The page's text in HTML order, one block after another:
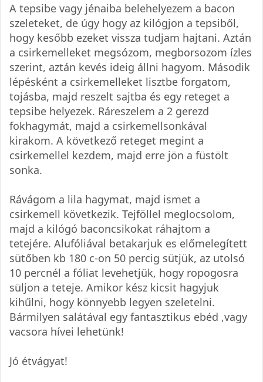
A tepsibe vagy jénaiba belehelyezem a bacon
szeleteket, de úgy hogy az kilógjon a tepsiből,
hogy kesőbb ezeket vissza tudjam hajtani. Aztán
a csirkemelleket megsózom, megborsozom ízles
szerint, aztán kevés ideig állni hagyom. Második
lépésként a csirkemelleket lisztbe forgatom,
tojásba, majd reszelt sajtba és egy reteget a
tepsibe helyezek. Ráreszelem a 2 gerezd
fokhagymát, majd a csirkemellsonkával
kirakom. A következő reteget megint a
csirkemellel kezdem, majd erre jön a füstölt
sonka.
Rávágom a lila hagymat, majd ismet a
csirkemell következik. Tejföllel meglocsolom,
majd a kilógó baconcsikokat ráhajtom a
tetejére. Alufóliával betakarjuk es előmelegített
sütőben kb 180 c-on 50 percig sütjük, az utolsó
10 percnél a fóliat levehetjük, hogy ropogosra
süljon a teteje. Amikor kész kicsit hagyjuk
kihűlni, hogy könnyebb legyen szeletelni.
Bármilyen salátával egy fantasztikus ebéd ,vagy
vacsora hívei lehetünk!
Jó étvágyat!